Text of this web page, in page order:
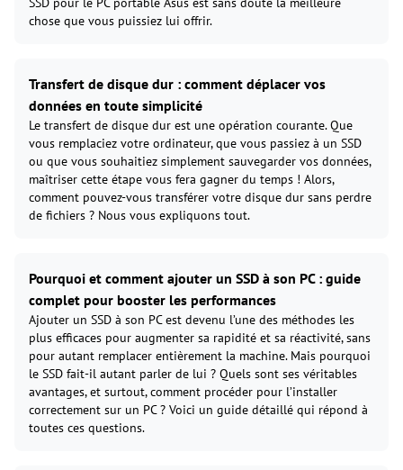
chose que vous puissiez lui offrir.
Transfert de disque dur : comment déplacer vos
données en toute simplicité
Le transfert de disque dur est une opération courante. Que
vous remplaciez votre ordinateur, que vous passiez à un SSD
ou que vous souhaitiez simplement sauvegarder vos données,
maîtriser cette étape vous fera gagner du temps ! Alors,
comment pouvez-vous transférer votre disque dur sans perdre
de fichiers ? Nous vous expliquons tout.
Pourquoi et comment ajouter un SSD à son PC : guide
complet pour booster les performances
Ajouter un SSD à son PC est devenu l’une des méthodes les
plus efficaces pour augmenter sa rapidité et sa réactivité, sans
pour autant remplacer entièrement la machine. Mais pourquoi
le SSD fait-il autant parler de lui ? Quels sont ses véritables
avantages, et surtout, comment procéder pour l’installer
correctement sur un PC ? Voici un guide détaillé qui répond à
toutes ces questions.